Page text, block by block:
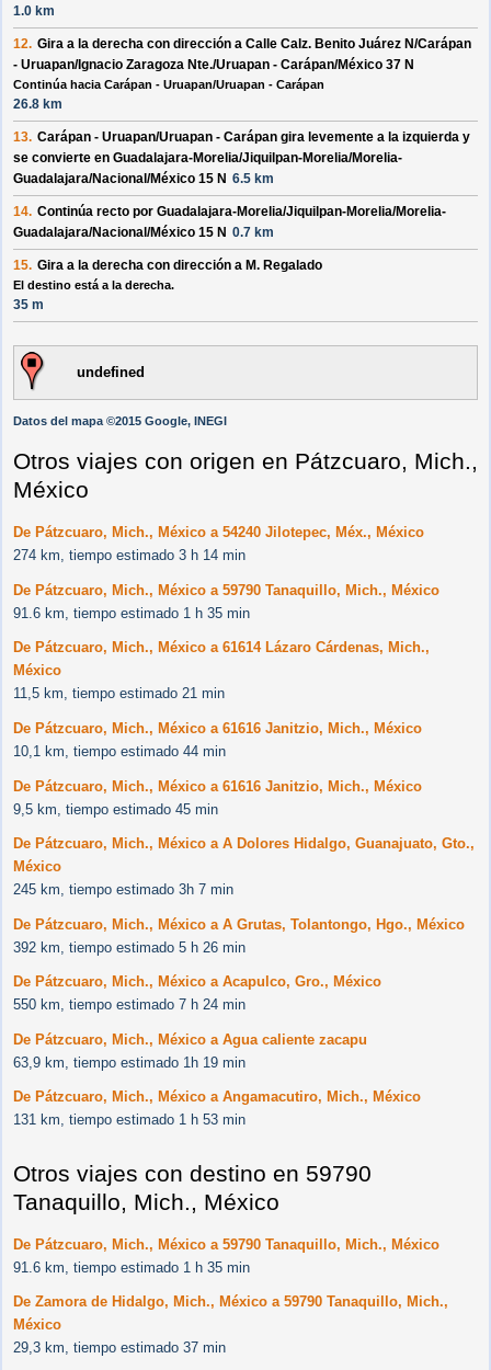
1.0 km
12. Gira a la derecha con dirección a Calle Calz. Benito Juárez N/Carápan
- Uruapan/Ignacio Zaragoza Nte./Uruapan - Carápan/México 37 N
Continúa hacia Carápan - Uruapan/Uruapan - Carápan
26.8 km
13. Carápan - Uruapan/Uruapan - Carápan gira levemente a la izquierda y
se convierte en Guadalajara-Morelia/Jiquilpan-Morelia/Morelia-
Guadalajara/Nacional/México 15 N 6.5 km
14. Continúa recto por Guadalajara-Morelia/Jiquilpan-Morelia/Morelia-
Guadalajara/Nacional/México 15 N 0.7 km
15. Gira a la derecha con dirección a M. Regalado
El destino está a la derecha.
35 m
undefined
Datos del mapa ©2015 Google, INEGI
Otros viajes con origen en Pátzcuaro, Mich.,
México
De Pátzcuaro, Mich., México a 54240 Jilotepec, Méx., México
274 km, tiempo estimado 3 h 14 min
De Pátzcuaro, Mich., México a 59790 Tanaquillo, Mich., México
91.6 km, tiempo estimado 1 h 35 min
De Pátzcuaro, Mich., México a 61614 Lázaro Cárdenas, Mich.,
México
11,5 km, tiempo estimado 21 min
De Pátzcuaro, Mich., México a 61616 Janitzio, Mich., México
10,1 km, tiempo estimado 44 min
De Pátzcuaro, Mich., México a 61616 Janitzio, Mich., México
9,5 km, tiempo estimado 45 min
De Pátzcuaro, Mich., México a A Dolores Hidalgo, Guanajuato, Gto.,
México
245 km, tiempo estimado 3h 7 min
De Pátzcuaro, Mich., México a A Grutas, Tolantongo, Hgo., México
392 km, tiempo estimado 5 h 26 min
De Pátzcuaro, Mich., México a Acapulco, Gro., México
550 km, tiempo estimado 7 h 24 min
De Pátzcuaro, Mich., México a Agua caliente zacapu
63,9 km, tiempo estimado 1h 19 min
De Pátzcuaro, Mich., México a Angamacutiro, Mich., México
131 km, tiempo estimado 1 h 53 min
Otros viajes con destino en 59790
Tanaquillo, Mich., México
De Pátzcuaro, Mich., México a 59790 Tanaquillo, Mich., México
91.6 km, tiempo estimado 1 h 35 min
De Zamora de Hidalgo, Mich., México a 59790 Tanaquillo, Mich.,
México
29,3 km, tiempo estimado 37 min